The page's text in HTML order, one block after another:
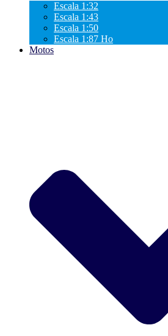
Escala 1:32
Escala 1:43
Escala 1:50
Escala 1:87 Ho
Motos